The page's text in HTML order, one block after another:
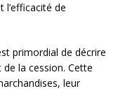
l’efficacité de
primordial de décrire
la cession. Cette
leur